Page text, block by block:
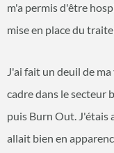
m'a permis d'être
mise en place du
J'ai fait un deuil de
cadre dans le secteur
puis Burn Out. J'étais
allait bien en